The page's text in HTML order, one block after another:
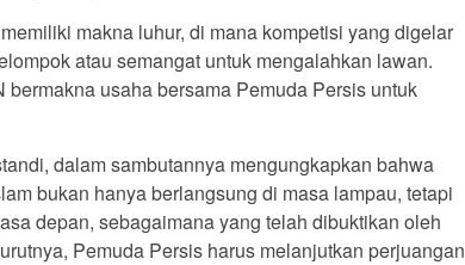
makna luhur, di mana kompetisi yang digelar
atau semangat untuk mengalahkan lawan.
usaha bersama Pemuda Persis untuk
dalam sambutannya mengungkapkan bahwa
bukan hanya berlangsung di masa lampau, tetapi
depan, sebagaimana yang telah dibuktikan oleh
Pemuda Persis harus melanjutkan perjuangan